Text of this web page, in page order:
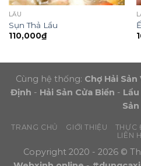
LẨU
Sụn Thả Lẩu
110,000₫
Cùng hệ thống: Chợ Hải
Định - Hải Sản Cửa Biển -
Sản
TRANG CHỦ GIỚI THIỆU THỰC
LIÊN
Copyright 2020 - 2026 ©